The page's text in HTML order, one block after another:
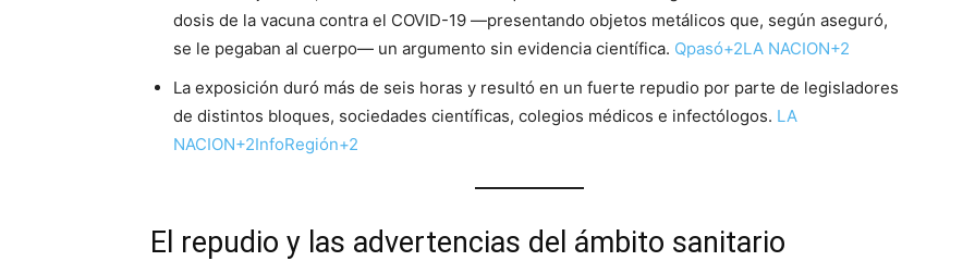
dosis de la vacuna contra el COVID-19 —presentando objetos metálicos que, según aseguró,
se le pegaban al cuerpo— un argumento sin evidencia científica. Qpasó+2LA NACION+2
La exposición duró más de seis horas y resultó en un fuerte repudio por parte de legisladores
de distintos bloques, sociedades científicas, colegios médicos e infectólogos. LA
NACION+2InfoRegión+2
El repudio y las advertencias del ámbito sanitario